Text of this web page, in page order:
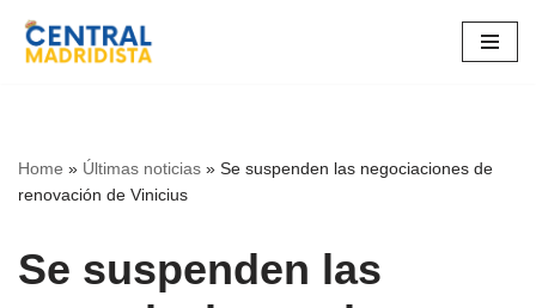
Ir
Home » Últimas noticias » Se suspenden las negociaciones de
renovación de Vinicius
Se suspenden las